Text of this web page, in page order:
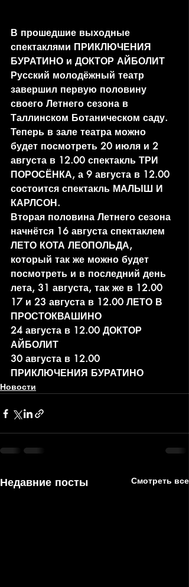
В прошедшие выходные
спектаклями ПРИКЛЮЧЕНИЯ
БУРАТИНО и ДОКТОР АЙБОЛИТ
Русский молодёжный театр
завершил первую половину
своего Летнего сезона в
Таллинском Ботаническом саду.
Теперь в зале театра можно
будет посмотреть 20 июля и 2
августа в 12.00 спектакль ТРИ
ПОРОСЁНКА, а 9 августа в 12.00
состоится спектакль МАЛЫШ И
КАРЛСОН.
Вторая половина Летнего сезона
начнётся 16 августа спектаклем
ЛЕТО КОТА ЛЕОПОЛЬДА,
который так же можно будет
посмотреть и в последний день
лета, 31 августа, так же в 12.00
17 и 23 августа в 12.00 ЛЕТО В
ПРОСТОКВАШИНО
24 августа в 12.00 ДОКТОР
АЙБОЛИТ
30 августа в 12.00
ПРИКЛЮЧЕНИЯ БУРАТИНО
Новости
Недавние посты Смотреть все